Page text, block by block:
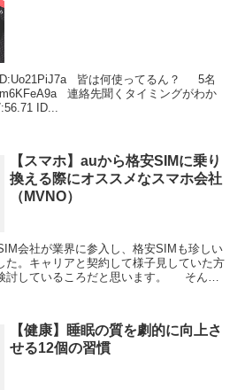
皆は何使ってるん？ 5名
連絡先聞くタイミングがわか
ID...
【スマホ】auから格安SIMに乗り
換える際にオススメなスマホ会社
（MVNO）
会社が業界に参入し、格安SIMも珍しい
た。キャリアと契約して様子見していた方
討しているころだと思います。 そんな
【健康】睡眠の質を劇的に向上さ
せる12個の習慣